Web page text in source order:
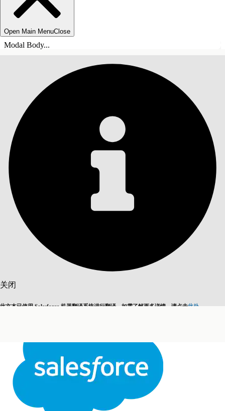
Open Main MenuClose
Modal Body...
关闭
此文本已使用 Salesforce 机器翻译系统进行翻译。如需了解更多详情，请点击此处
关闭关闭
目录